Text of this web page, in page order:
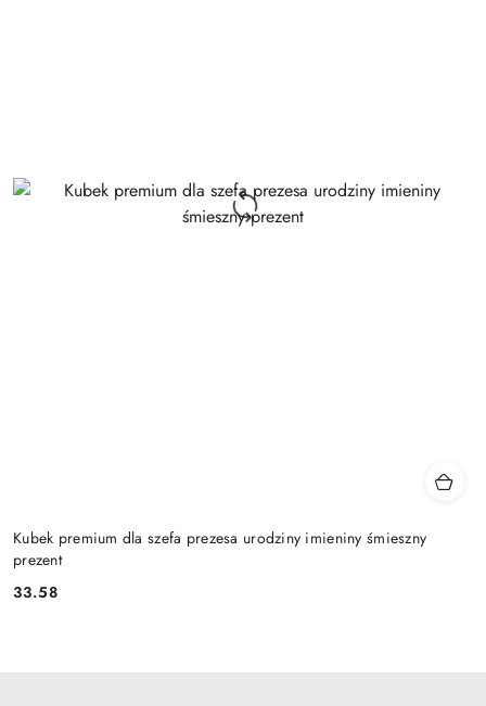
Kubek premium dla szefa prezesa urodziny imieniny śmieszny
prezent
Cena:
33.58